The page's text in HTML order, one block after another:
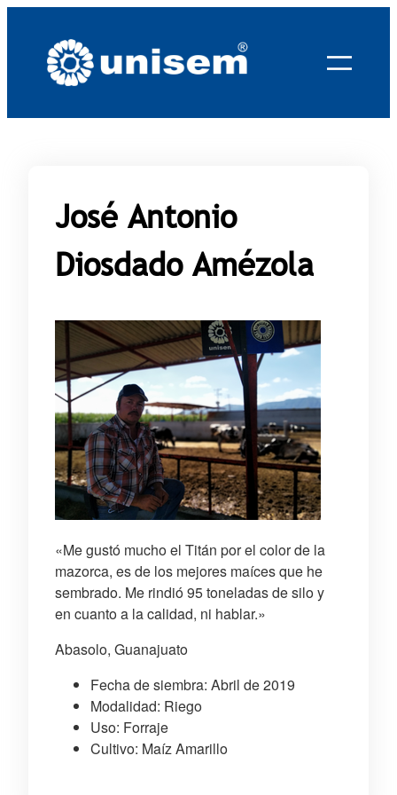
contenido
José Antonio
Diosdado Amézola
«Me gustó mucho el Titán por el color de la
mazorca, es de los mejores maíces que he
sembrado. Me rindió 95 toneladas de silo y
en cuanto a la calidad, ni hablar.»
Abasolo, Guanajuato
Fecha de siembra: Abril de 2019
Modalidad: Riego
Uso: Forraje
Cultivo: Maíz Amarillo